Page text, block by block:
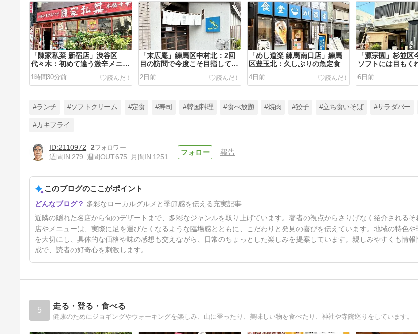
「陳家私菜 新宿店」渋谷区
代々木：初めて違う激辛メニュ
1時間30分前
「末広庵」練馬区中村北：2回
目の訪問で今度こそ目指してい
2日前
「めし道楽 練馬南口店」練馬
区豊玉北：久しぶりの魚定食
4日前
「源宗園」杉並区
ソフトには目もく
6日前
「好々亭」練馬区栄町：6月中
旬から50円値上げ
#ランチ #ソフトクリーム #定食 #寿司 #韓国料理 #食べ放題 #焼肉 #餃子 #立ち食いそば #サラダバー
#カキフライ
2110972
2
週間IN:279 週間OUT:675 月間IN:1251
報告
このブログのここがポイント
多彩なローカルグルメと季節感を伝える充実記事
近隣の隠れた名店から旬のデザートまで、多彩なジャンルを取り上げています。著者の視点からさりげなく紹介されるそ
店やメニューは、実際に足を運びたくなるような臨場感とともに、こだわりと発見の喜びを伝えています。地域の特色や
を大切にし、具体的な価格や味の感想も交えながら、日常のちょっとした楽しみを提案しています。親しみやすくも情
成で、読者の好奇心を刺激します。
5 走る・登る・食べる
健康のためにジョギングやウォーキングを楽しみ、山に登ったり、美味しい物を食べたり、神社や寺院巡りをしています。